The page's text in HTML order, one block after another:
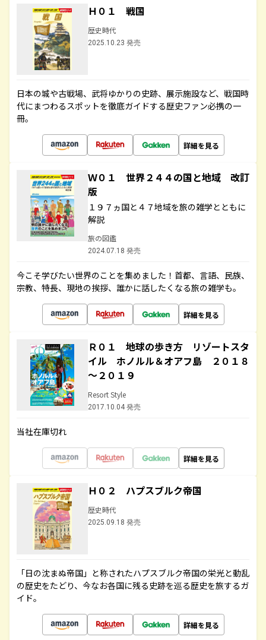
Ｈ０１ 戦国
歴史時代
2025.10.23 発売
日本の城や古戦場、武将ゆかりの史跡、展示施設など、戦国時
代にまつわるスポットを徹底ガイドする歴史ファン必携の一
冊。
詳細を見る
Ｗ０１ 世界２４４の国と地域 改訂
版
１９７ヵ国と４７地域を旅の雑学とともに
解説
旅の図鑑
2024.07.18 発売
今こそ学びたい世界のことを集めました！首都、言語、民族、
宗教、特長、現地の挨拶、誰かに話したくなる旅の雑学も。
詳細を見る
Ｒ０１ 地球の歩き方 リゾートスタ
イル ホノルル＆オアフ島 ２０１８
～２０１９
Resort Style
2017.10.04 発売
当社在庫切れ
詳細を見る
Ｈ０２ ハプスブルク帝国
歴史時代
2025.09.18 発売
「日の沈まぬ帝国」と称されたハプスブルク帝国の栄光と動乱
の歴史をたどり、今なお各国に残る史跡を巡る歴史を旅するガ
イド。
詳細を見る